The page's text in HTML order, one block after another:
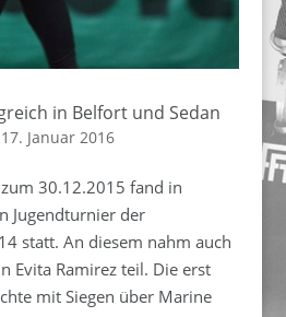
in Belfort und Sedan
17. Januar 2016
30.12.2015 fand in
Jugendturnier der
statt. An diesem nahm auch
Evita Ramirez teil. Die erst
mit Siegen über Marine